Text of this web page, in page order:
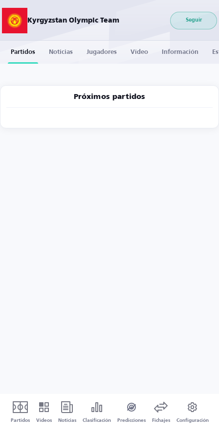
Kyrgyzstan Olympic Team Seguir
Partidos Noticias Jugadores Vídeo Información
Próximos partidos
Partidos Vídeos Noticias Clasificación Predicciones Fichajes Configuración